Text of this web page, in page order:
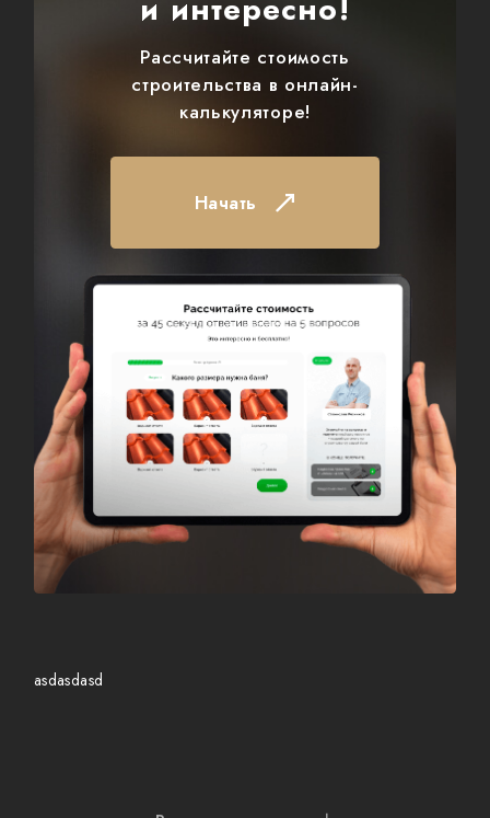
и интересно!
Рассчитайте стоимость
строительства в онлайн-
калькуляторе!
Начать
asdasdasd